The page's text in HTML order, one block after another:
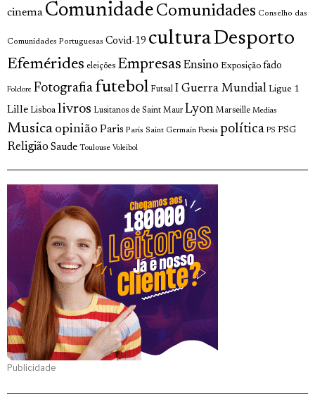
cinema Comunidade Comunidades Conselho das
Comunidades Portuguesas Covid-19 culturaDesporto
Efemérides eleições Empresas Ensino Exposição fado
Folclore Fotografia futebol Futsal I Guerra Mundial Ligue 1
Lille Lisboa livros Lusitanos de Saint Maur Lyon Marseille Medias
Musica opinião Paris Paris Saint Germain Poesia política PS PSG
Religião Saude Toulouse Voleibol
Publicidade